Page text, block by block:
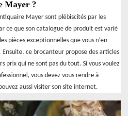
Mayer ?
Mayer sont plébiscités par les
ce que son catalogue de produit est varié
pièces exceptionnelles que vous n’en
ce brocanteur propose des articles
prix qui ne sont pas du tout. Si vous voulez
vous devez vous rendre à
aussi visiter son site internet.